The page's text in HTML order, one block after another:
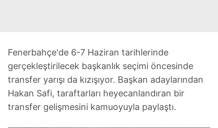
Fenerbahçe'de 6-7 Haziran tarihlerinde
gerçekleştirilecek başkanlık seçimi öncesinde
transfer yarışı da kızışıyor. Başkan adaylarından
Hakan Safi, taraftarları heyecanlandıran bir
transfer gelişmesini kamuoyuyla paylaştı.